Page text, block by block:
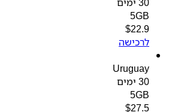
5GB
$22.9
לרכישה
Uruguay
5GB
$27.5